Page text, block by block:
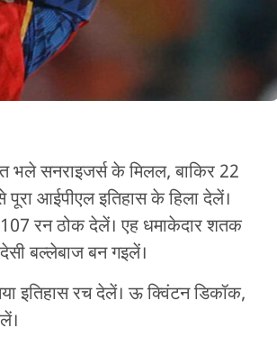
भले सनराइजर्स के मिलल, बाकिर 22
आईपीएल इतिहास के हिला देलें।
107 रन ठोक देलें। एह धमाकेदार शतक
बल्लेबाज बन गइलें।
इतिहास रच देलें। ऊ क्विंटन डिकॉक,